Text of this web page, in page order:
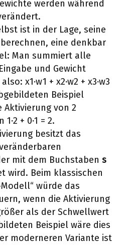
werden während
ist in der Lage, seine
eine denkbar
Man summiert alle
und Gewicht
x1⋅w1 + x2⋅w2 + x3⋅w3
Beispiel
Aktivierung von 2
+ 0⋅1 = 2.
besitzt das
mit dem Buchstaben s
wird. Beim klassischen
würde das
wenn die Aktivierung
als der Schwellwert
Beispiel wäre dies
moderneren Variante ist